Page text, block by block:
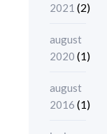
2021 (2)
august
2020 (1)
august
2016 (1)